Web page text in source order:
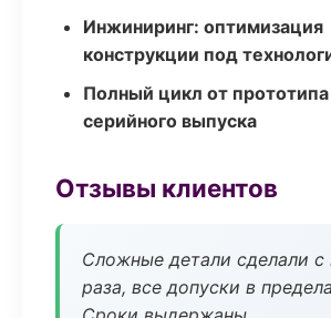
Инжиниринг: оптимизация
конструкции под
Полный цикл от
серийного выпуска
Отзывы клиентов
Сложные детали сделали с
раза, все допуски в